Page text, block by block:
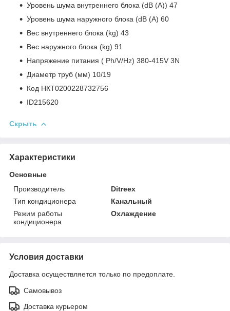
Уровень шума внутреннего блока (dB (A)) 47
Уровень шума наружного блока (dB (A) 60
Вес внутреннего блока (kg) 43
Вес наружного блока (kg) 91
Напряжение питания ( Ph/V/Hz) 380-415V 3N
Диаметр труб (мм) 10/19
Код НКТ0200228732756
ID215620
Скрыть
Характеристики
Основные
Производитель
Ditreex
Тип кондиционера
Канальный
Режим работы
кондиционера
Охлаждение
Условия доставки
Доставка осуществляется только по предоплате.
Самовывоз
Доставка курьером